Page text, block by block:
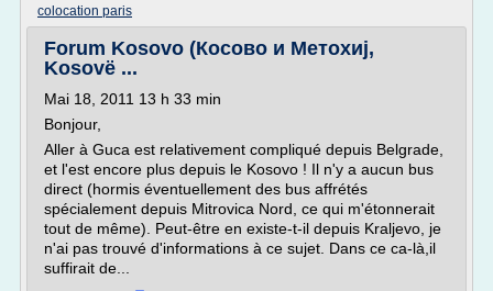
colocation paris
Forum Kosovo (Косово и Метохиј,
Kosovë ...
Mai 18, 2011 13 h 33 min
Bonjour,
Aller à Guca est relativement compliqué depuis Belgrade,
et l'est encore plus depuis le Kosovo ! Il n'y a aucun bus
direct (hormis éventuellement des bus affrétés
spécialement depuis Mitrovica Nord, ce qui m'étonnerait
tout de même). Peut-être en existe-t-il depuis Kraljevo, je
n'ai pas trouvé d'informations à ce sujet. Dans ce ca-là,il
suffirait de...